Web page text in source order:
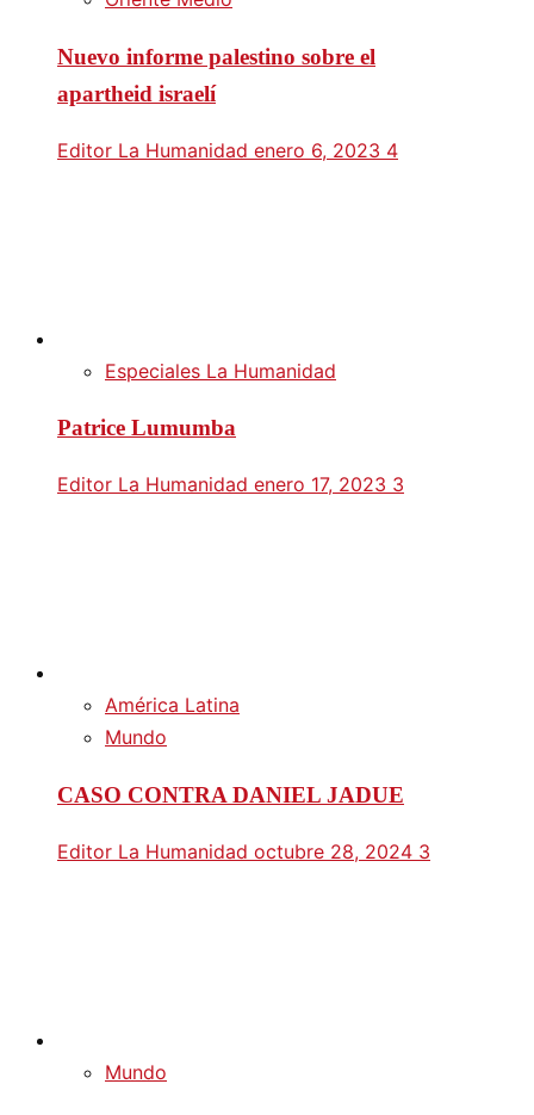
Nuevo informe palestino sobre el
apartheid israelí
Editor La Humanidad enero 6, 2023 4
Especiales La Humanidad
Patrice Lumumba
Editor La Humanidad enero 17, 2023 3
América Latina
Mundo
CASO CONTRA DANIEL JADUE
Editor La Humanidad octubre 28, 2024 3
Mundo